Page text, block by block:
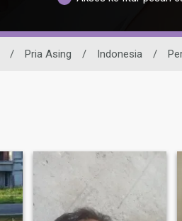
/ Pria Asing / Indonesia /